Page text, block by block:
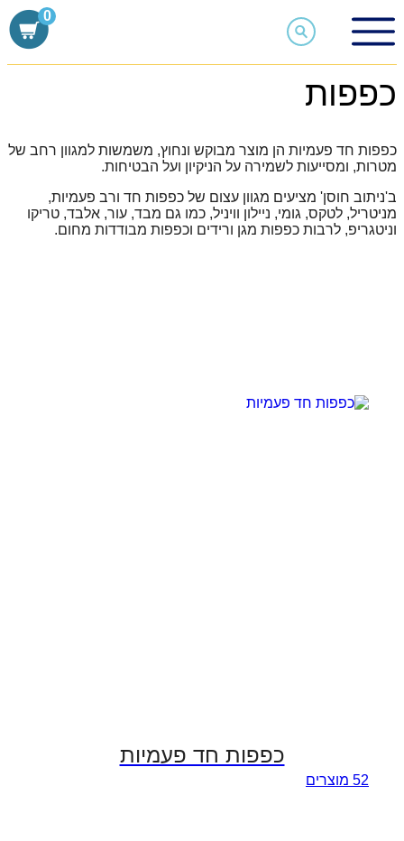
Skip
to
content
0
כפפות
כפפות
כפפות חד פעמיות הן מוצר מבוקש ונחוץ, משמשות למגוון רחב של
מטרות, ומסייעות לשמירה על הניקיון ועל הבטיחות.
ב'ניתוב חוסן' מציעים מגוון עצום של כפפות חד ורב פעמיות,
מניטריל, לטקס, גומי, ניילון וויניל, כמו גם מבד, עור, אלבד, טריקו
וניטגריפ, לרבות כפפות מגן ורידים וכפפות מבודדות מחום.
כפפות חד פעמיות
52 מוצרים